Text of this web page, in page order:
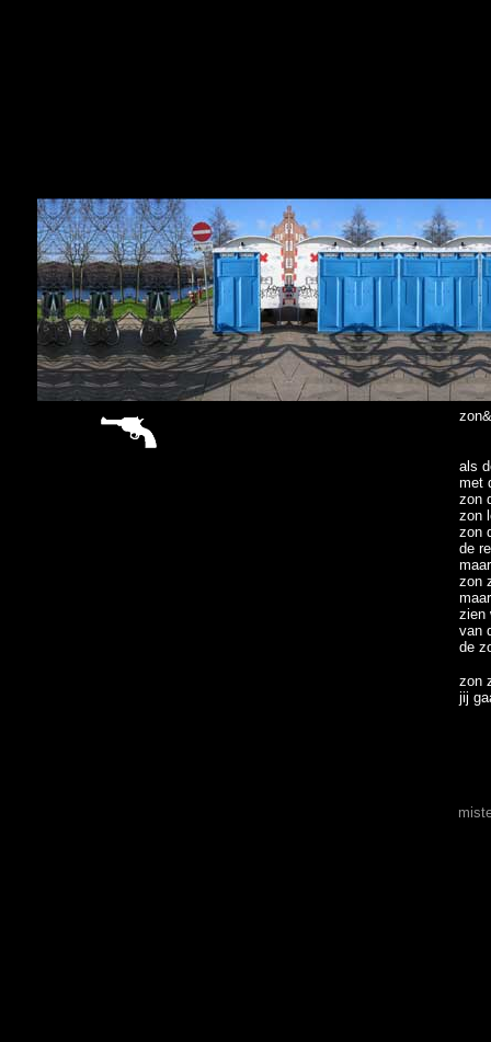
als
met
zon
zon
zon
de
zon
zien
van
de
zon
jij